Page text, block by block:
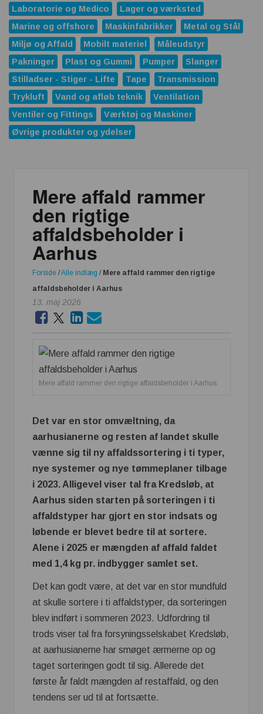
Laboratorie og Medico
Lager og værksted
Marine og offshore
Maskinfabrikker
Metal og Stål
Miljø og Affald
Mobilt materiel
Måleudstyr
Pakninger
Plast og Gummi Pumper
Slanger
Stilladser - Stiger - Lifte
Tape
Transmission
Trykluft
Vand og afløb teknik
Ventilation
Ventiler og Fittings
Værktøj og Maskiner
Øvrige produkter og ydelser
Mere affald rammer
den rigtige
affaldsbeholder i
Aarhus
Forside /Alle indlæg / Mere affald rammer den rigtige
affaldsbeholder i Aarhus
13. maj 2026
Mere affald rammer den rigtige affaldsbeholder i Aarhus
Det var en stor omvæltning, da
aarhusianerne og resten af landet skulle
vænne sig til ny affaldssortering i ti typer,
nye systemer og nye tømmeplaner tilbage
i 2023. Alligevel viser tal fra Kredsløb, at
Aarhus siden starten på sorteringen i ti
affaldstyper har gjort en stor indsats og
løbende er blevet bedre til at sortere.
Alene i 2025 er mængden af affald faldet
med 1,4 kg pr. indbygger samlet set.
Det kan godt være, at det var en stor mundfuld
at skulle sortere i ti affaldstyper, da sorteringen
blev indført i sommeren 2023. Udfordring til
trods viser tal fra forsyningsselskabet Kredsløb,
at aarhusianerne har smøget ærmerne op og
taget sorteringen godt til sig. Allerede det
første år faldt mængden af restaffald, og den
tendens ser ud til at fortsætte.